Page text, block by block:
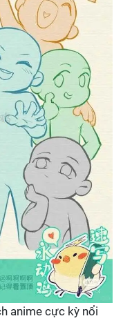
anime cực kỳ nổi